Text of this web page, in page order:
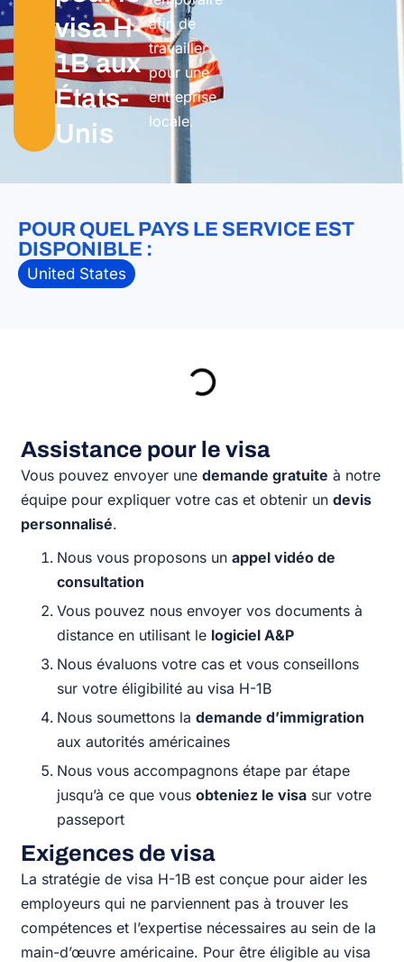
visa H-
1B aux
États-
Unis
afin de
travailler
pour une
entreprise
locale.
POUR QUEL PAYS LE SERVICE EST
DISPONIBLE :
United States
Assistance pour le visa
Vous pouvez envoyer unedemande gratuite à notre
équipe pour expliquer votre cas et obtenir undevis
personnalisé.
Nous vous proposons unappel vidéo de
consultation
Vous pouvez nous envoyer vos documents à
distance en utilisant le logiciel A&P
Nous évaluons votre cas et vous conseillons
sur votre éligibilité au visa H-1B
Nous soumettons lademande d’immigration
aux autorités américaines
Nous vous accompagnons étape par étape
jusqu’à ce que vousobteniez le visa sur votre
passeport
Exigences de visa
La stratégie de visa H-1B est conçue pour aider les
employeurs qui ne parviennent pas à trouver les
compétences et l’expertise nécessaires au sein de la
main-d’œuvre américaine. Pour être éligible au visa